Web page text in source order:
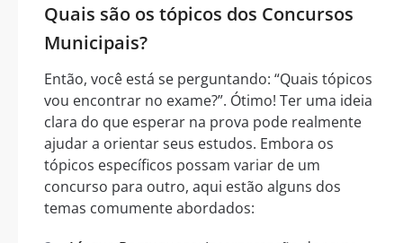
Quais são os tópicos dos Concursos
Municipais?
Então, você está se perguntando: “Quais tópicos
vou encontrar no exame?”. Ótimo! Ter uma ideia
clara do que esperar na prova pode realmente
ajudar a orientar seus estudos. Embora os
tópicos específicos possam variar de um
concurso para outro, aqui estão alguns dos
temas comumente abordados: